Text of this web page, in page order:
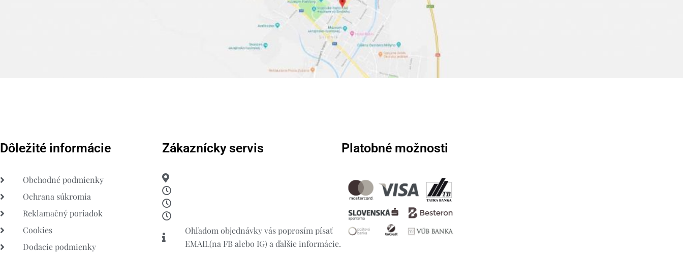
Dôležité informácie
Obchodné podmienky
Ochrana súkromia
Reklamačný poriadok
Cookies
Dodacie podmienky
Zákaznícky servis
Ohľadom objednávky vás poprosím písať
EMAIL(na FB alebo IG) a ďalšie informácie.
Platobné možnosti